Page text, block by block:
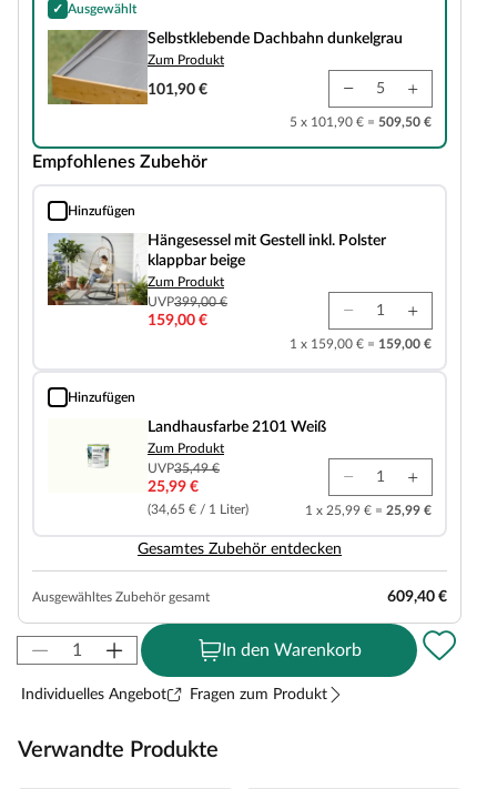
✓ Ausgewählt
Selbstklebende Dachbahn dunkelgrau
Selbstklebende Dachbahn dunkelgrau
Zum Produkt
101,90 €
5 x 101,90 € = 509,50 €
Empfohlenes Zubehör
Hinzufügen
Hängesessel mit Gestell inkl. Polster klappbar beige
Hängesessel mit Gestell inkl. Polster
klappbar beige
Zum Produkt
UVP399,00 €
159,00 €
1 x 159,00 € = 159,00 €
Hinzufügen
Landhausfarbe 2101 Weiß
Landhausfarbe 2101 Weiß
Zum Produkt
UVP35,49 €
25,99 €
(34,65 € / 1 Liter) 1 x 25,99 € = 25,99 €
Gesamtes Zubehör entdecken
Ausgewähltes Zubehör gesamt 609,40 €
In den Warenkorb
Individuelles Angebot Fragen zum Produkt
Verwandte Produkte